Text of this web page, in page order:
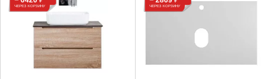
ЧЕРЕЗ КОРЗИНУ ЧЕРЕЗ КОРЗИНУ